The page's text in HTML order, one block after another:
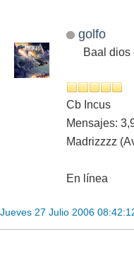
golfo
Baal dios
Cb Incus
Mensajes:
Madrizzzz
En línea
Jueves 27 Julio 2006